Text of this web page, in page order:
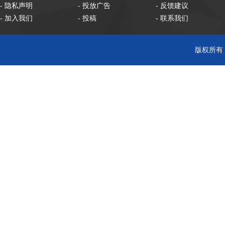
- 隐私声明
- 加入我们
- 投放广告
- 投稿
- 反馈建议
- 联系我们
版权所